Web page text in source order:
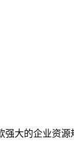
大的企业资